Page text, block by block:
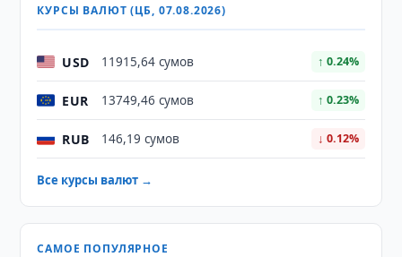
КУРСЫ ВАЛЮТ (ЦБ, 07.08.2026)
USD 11915,64 сумов ↑ 0.24%
EUR 13749,46 сумов ↑ 0.23%
RUB 146,19 сумов ↓ 0.12%
Все курсы валют →
САМОЕ ПОПУЛЯРНОЕ